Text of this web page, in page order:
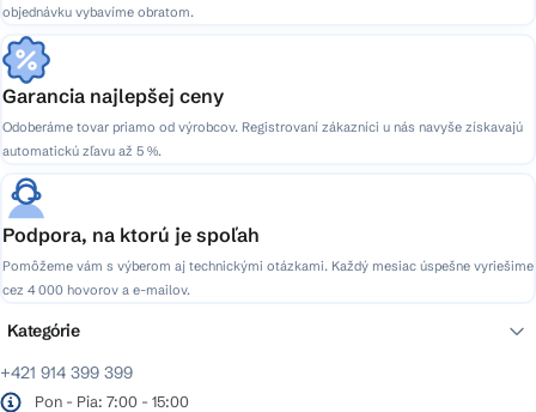
u
objednávku vybavíme obratom.
Garancia najlepšej ceny
Odoberáme tovar priamo od výrobcov. Registrovaní zákazníci u nás navyše získavajú
automatickú zľavu až 5 %.
Podpora, na ktorú je spoľah
Pomôžeme vám s výberom aj technickými otázkami. Každý mesiac úspešne vyriešime
cez 4 000 hovorov a e-mailov.
+421 914 399 399
Pon - Pia: 7:00 - 15:00
Kategórie